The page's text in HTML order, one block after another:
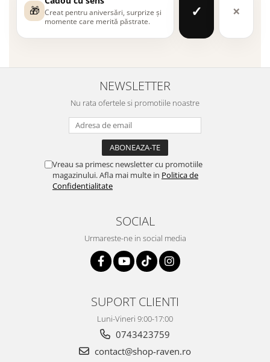
🎁 Creat pentru aniversări, surprize și
momente care merită păstrate.
✓ ×
NEWSLETTER
Nu rata ofertele si promotiile noastre
Vreau sa primesc newsletter cu promotiile
magazinului. Afla mai multe in Politica de
Confidentialitate
SOCIAL
Urmareste-ne in social media
SUPORT CLIENTI
Luni-Vineri 9:00-17:00
0743423759
contact@shop-raven.ro